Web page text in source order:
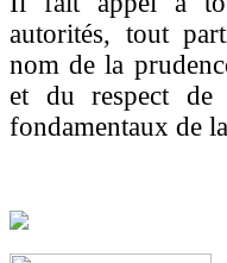
autorités, tout
nom de la
et du respect de
fondamentaux de